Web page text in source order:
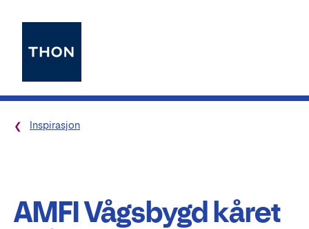
Inspirasjon
AMFI Vågsbygd kåret